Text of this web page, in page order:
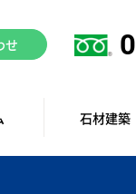
せ
石材建築